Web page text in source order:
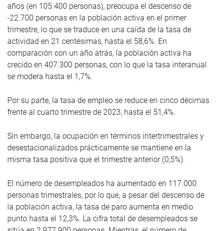
años (en 105.400 personas), preocupa el descenso de
-22.700 personas en la población activa en el primer
trimestre, lo que se traduce en una caída de la tasa de
actividad en 21 centésimas, hasta el 58,6%. En
comparación con un año atrás, la población activa ha
crecido en 407.300 personas, con lo que la tasa interanual
se modera hasta el 1,7%.
Por su parte, la tasa de empleo se reduce en cinco décimas
frente al cuarto trimestre de 2023, hasta el 51,4%.
Sin embargo, la ocupación en términos intertrimestrales y
desestacionalizados prácticamente se mantiene en la
misma tasa positiva que el trimestre anterior (0,5%).
El número de desempleados ha aumentado en 117.000
personas trimestrales, por lo que, a pesar del descenso de
la población activa, la tasa de paro aumenta en medio
punto hasta el 12,3%. La cifra total de desempleados se